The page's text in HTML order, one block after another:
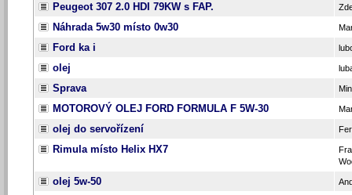
Peugeot 307 2.0 HDI 79KW s FAP.
Náhrada 5w30 místo 0w30
Ford ka i
olej
Sprava
MOTOROVÝ OLEJ FORD FORMULA F 5W-30
olej do servořízení
Rimula místo Helix HX7
olej 5w-50